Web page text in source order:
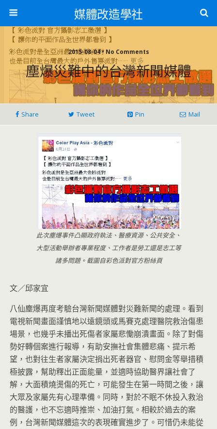
媒體改造學社
2015-08-04 • No Comments
塵爆災難中的台灣新聞媒體
Share Tweet Pin Mail
此次塵爆事件凸顯政府執法、醫療資源、公共安全、
大型活動舉辦者專業程度、工作者是勞工還是志工等
諸多問題。截圖自彩色派對官方粉絲頁
文／邱家宜
八仙塵爆再度考驗台灣新聞媒體對災難新聞的處理。看到
電視新聞畫面謹慎地以遠鏡頭或馬賽克處理醫院救治傷患
場景，也幾乎未播出死傷者家屬悲慟崩潰畫面。除了對傷
勢好轉個案進行報導，有助安撫社會集體悲痛 、提示希
望，也對往生者家屬決定捐出死者器官、慰問金等舉措積
極披露，幫助釋出正面能量，並適時協助醫界讓社會了
解，大面積燒燙傷的死亡，可能發生在第一時間之後，讓
大眾及家屬先有心理準備。同時，對於不眠不休投入救治
的醫護，也不忘適時推崇、加油打氣。相較於過去的案
例，台灣新聞媒體這次的表現確實進步了。可惜仍未能從